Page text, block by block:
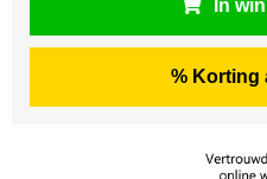
In
% Korting